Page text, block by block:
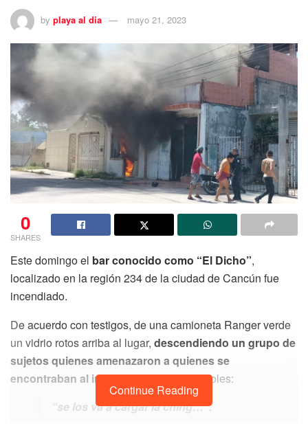
by playa al dia mayo 21, 2023
0
SHARES
Este domingo el bar conocido como “El Dicho”,
localizado en la región 234 de la ciudad de Cancún fue
incendiado.
De acuerdo con testigos, de una camioneta Ranger verde
un vidrio rotos arriba al lugar, descendiendo un grupo de
sujetos quienes amenazaron a quienes se
encontraban al interiordel lugar gritándoles:
“se los va a cargar la ching…”.
Continue Reading